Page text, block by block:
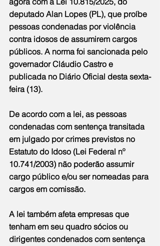
deputado Alan Lopes (PL), que proíbe
pessoas condenadas por violência
contra idosos de assumirem cargos
públicos. A norma foi sancionada pelo
governador Cláudio Castro e
publicada no Diário Oficial desta sexta-
feira (13).
De acordo com a lei, as pessoas
condenadas com sentença transitada
em julgado por crimes previstos no
Estatuto do Idoso (Lei Federal nº
10.741/2003) não poderão assumir
cargo público e/ou ser nomeadas para
cargos em comissão.
A lei também afeta empresas que
tenham em seu quadro sócios ou
dirigentes condenados com sentença